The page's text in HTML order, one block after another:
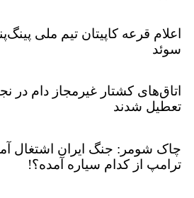
اعلام قرعه کاپیتان تیم ملی
سوئد
اتاق‌های کشتار غیرمجاز دام در
تعطیل شدند
چاک شومر: جنگ ایران اشتغال
ترامپ از کدام سیاره آمده؟!